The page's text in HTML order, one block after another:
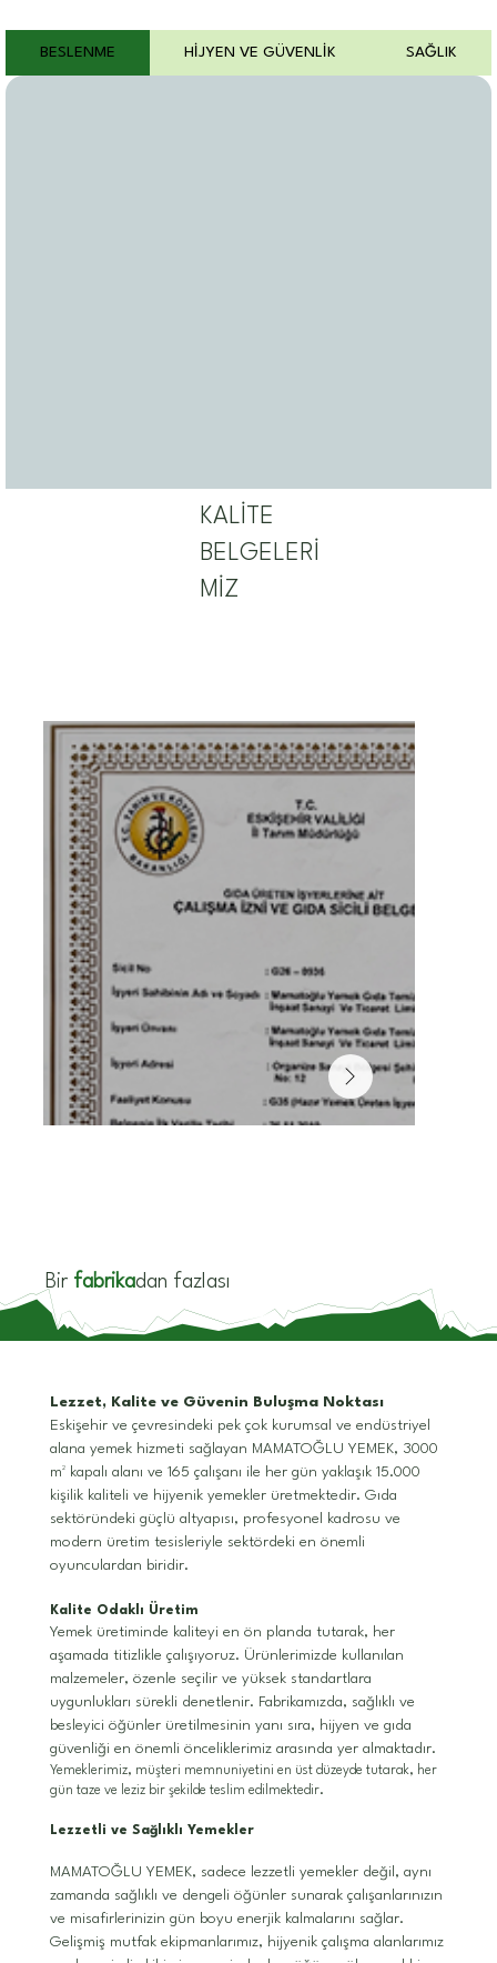
BESLENME HİJYEN VE GÜVENLİK SAĞLIK
KALİTE VE GIDA GÜVENLİĞİ POLİTİKAMIZ
KALİTE
BELGELERİ
MİZ
Bir fabrikadan fazlası
Lezzet, Kalite ve Güvenin Buluşma Noktası
Eskişehir ve çevresindeki pek çok kurumsal ve endüstriyel
alana yemek hizmeti sağlayan MAMATOĞLU YEMEK, 3000
m² kapalı alanı ve 165 çalışanı ile her gün yaklaşık 15.000
kişilik kaliteli ve hijyenik yemekler üretmektedir. Gıda
sektöründeki güçlü altyapısı, profesyonel kadrosu ve
modern üretim tesisleriyle sektördeki en önemli
oyunculardan biridir.
Kalite Odaklı Üretim
Yemek üretiminde kaliteyi en ön planda tutarak, her
aşamada titizlikle çalışıyoruz. Ürünlerimizde kullanılan
malzemeler, özenle seçilir ve yüksek standartlara
uygunlukları sürekli denetlenir. Fabrikamızda, sağlıklı ve
besleyici öğünler üretilmesinin yanı sıra, hijyen ve gıda
güvenliği en önemli önceliklerimiz arasında yer almaktadır.
Yemeklerimiz, müşteri memnuniyetini en üst düzeyde tutarak, her
gün taze ve leziz bir şekilde teslim edilmektedir.
Lezzetli ve Sağlıklı Yemekler
MAMATOĞLU YEMEK, sadece lezzetli yemekler değil, aynı
zamanda sağlıklı ve dengeli öğünler sunarak çalışanlarınızın
ve misafirlerinizin gün boyu enerjik kalmalarını sağlar.
Gelişmiş mutfak ekipmanlarımız, hijyenik çalışma alanlarımız